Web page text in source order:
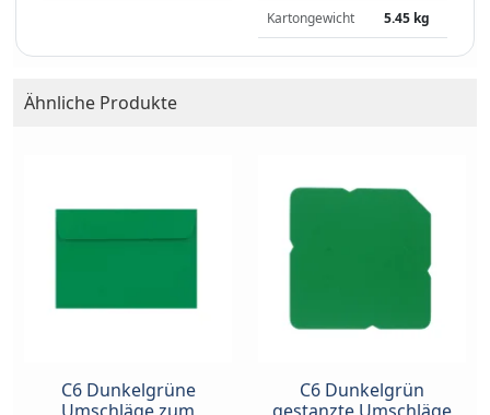
Kartongewicht 5.45 kg
Ähnliche Produkte
C6 Dunkelgrüne
C6 Dunkelgrün